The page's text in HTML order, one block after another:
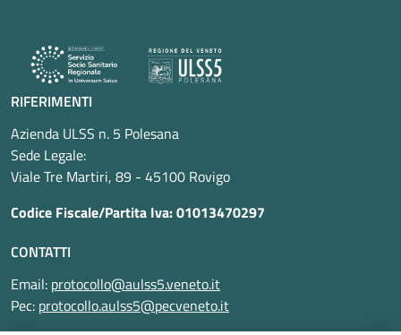
RIFERIMENTI
Azienda ULSS n. 5 Polesana
Sede Legale:
Viale Tre Martiri, 89 - 45100 Rovigo
Codice Fiscale/Partita Iva: 01013470297
CONTATTI
Email: protocollo@aulss5.veneto.it
Pec: protocollo.aulss5@pecveneto.it